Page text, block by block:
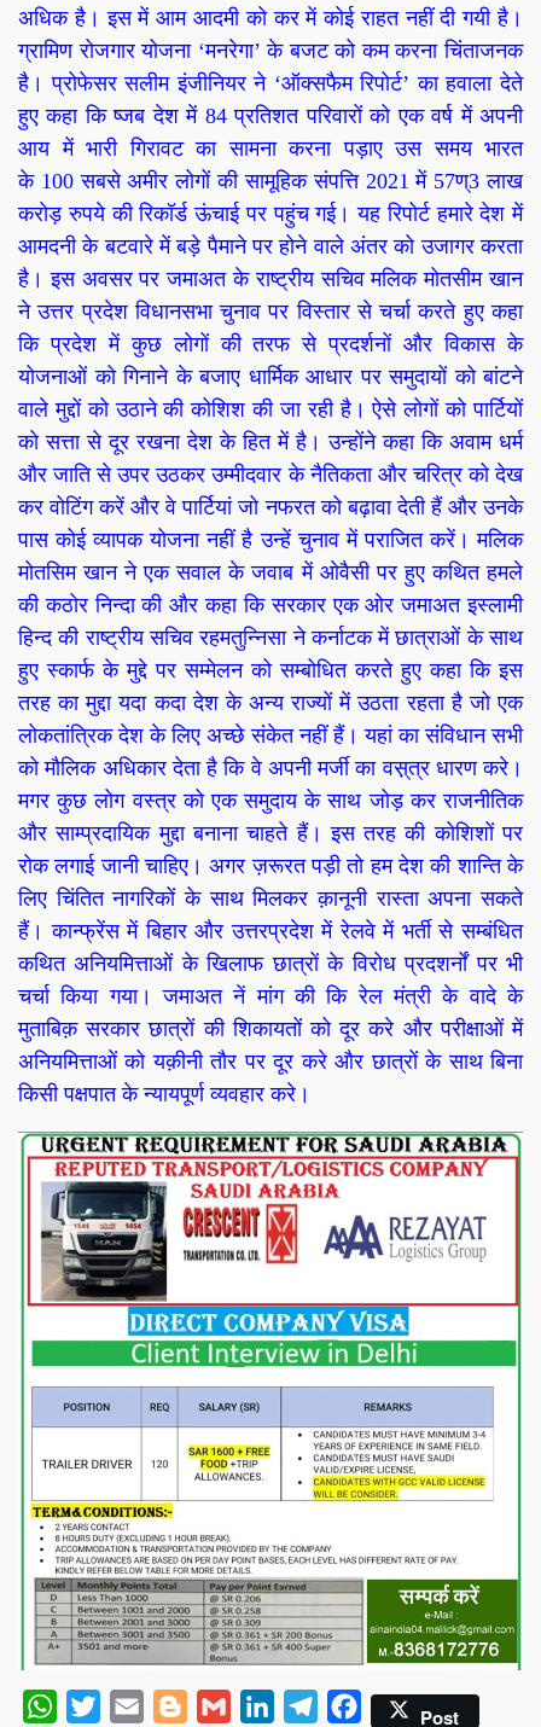
अधिक है। इस में आम आदमी को कर में कोई राहत नहीं दी गयी है।
ग्रामिण रोजगार योजना ‘मनरेगा’ के बजट को कम करना चिंताजनक
है। प्रोफेसर सलीम इंजीनियर ने ‘ऑक्सफैम रिपोर्ट’ का हवाला देते
हुए कहा कि ष्जब देश में 84 प्रतिशत परिवारों को एक वर्ष में अपनी
आय में भारी गिरावट का सामना करना पड़ाए उस समय भारत
के 100 सबसे अमीर लोगों की सामूहिक संपत्ति 2021 में 57ण्3 लाख
करोड़ रुपये की रिकॉर्ड ऊंचाई पर पहुंच गई। यह रिपोर्ट हमारे देश में
आमदनी के बटवारे में बड़े पैमाने पर होने वाले अंतर को उजागर करता
है। इस अवसर पर जमाअत के राष्ट्रीय सचिव मलिक मोतसीम खान
ने उत्तर प्रदेश विधानसभा चुनाव पर विस्तार से चर्चा करते हुए कहा
कि प्रदेश में कुछ लोगों की तरफ से प्रदर्शनों और विकास के
योजनाओं को गिनाने के बजाए धार्मिक आधार पर समुदायों को बांटने
वाले मुद्दों को उठाने की कोशिश की जा रही है। ऐसे लोगों को पार्टियों
को सत्ता से दूर रखना देश के हित में है। उन्होंने कहा कि अवाम धर्म
और जाति से उपर उठकर उम्मीदवार के नैतिकता और चरित्र को देख
कर वोटिंग करें और वे पार्टियां जो नफरत को बढ़ावा देती हैं और उनके
पास कोई व्यापक योजना नहीं है उन्हें चुनाव में पराजित करें। मलिक
मोतसिम खान ने एक सवाल के जवाब में ओवैसी पर हुए कथित हमले
की कठोर निन्दा की और कहा कि सरकार एक ओर जमाअत इस्लामी
हिन्द की राष्ट्रीय सचिव रहमतुन्निसा ने कर्नाटक में छात्राओं के साथ
हुए स्कार्फ के मुद्दे पर सम्मेलन को सम्बोधित करते हुए कहा कि इस
तरह का मुद्दा यदा कदा देश के अन्य राज्यों में उठता रहता है जो एक
लोकतांत्रिक देश के लिए अच्छे संकेत नहीं हैं। यहां का संविधान सभी
को मौलिक अधिकार देता है कि वे अपनी मर्जी का वस़्त्र धारण करे।
मगर कुछ लोग वस्त्र को एक समुदाय के साथ जोड़ कर राजनीतिक
और साम्प्रदायिक मुद्दा बनाना चाहते हैं। इस तरह की कोशिशों पर
रोक लगाई जानी चाहिए। अगर ज़रूरत पड़ी तो हम देश की शान्ति के
लिए चिंतित नागरिकों के साथ मिलकर क़ानूनी रास्ता अपना सकते
हैं। कान्फ्रेंस में बिहार और उत्तरप्रदेश में रेलवे में भर्ती से सम्बंधित
कथित अनियमित्ताओं के खिलाफ छात्रों के विरोध प्रदशर्नों पर भी
चर्चा किया गया। जमाअत नें मांग की कि रेल मंत्री के वादे के
मुताबिक़ सरकार छात्रों की शिकायतों को दूर करे और परीक्षाओं में
अनियमित्ताओं को यक़ीनी तौर पर दूर करे और छात्रों के साथ बिना
किसी पक्षपात के न्यायपूर्ण व्यवहार करे।
WhatsApp
Twitter Email BloggerGmail LinkedInTelegramFacebookPost